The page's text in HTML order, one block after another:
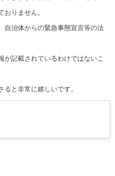
おりません。
自治体からの緊急事態宣言等の法
が記載されているわけではないこ
と非常に嬉しいです。